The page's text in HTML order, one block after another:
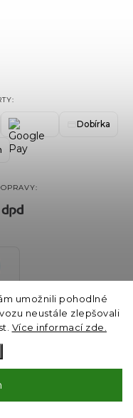
umožnili pohodlné
neustále zlepšovali
Více informací zde.
Dobírka
PRÁVA VYHRAZENA
GALANDR.COM